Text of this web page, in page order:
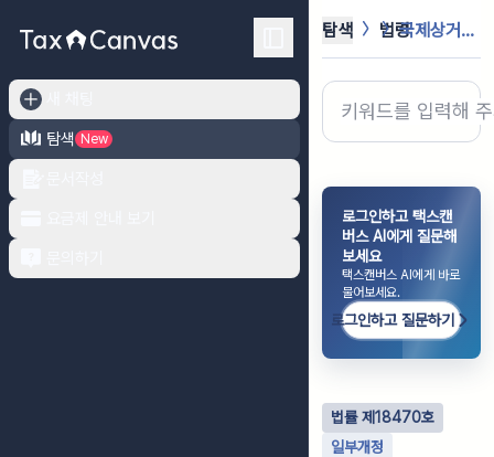
탐색
New
탐색 법령 국제상거래에 있어서 외국공무원에 대한...
로그인하고 택스캔
버스 AI에게 질문해
보세요
택스캔버스 AI에게 바로
물어보세요.
로그인하고 질문하기
법률제 18470호
일부개정